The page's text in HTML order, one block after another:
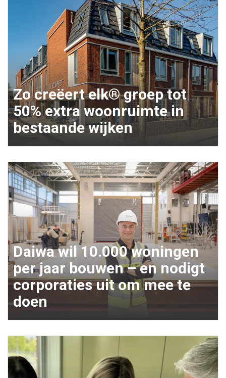
Zo creëert elk® groep tot
50% extra woonruimte in
bestaande wijken
Daiwa wil 10.000 woningen
per jaar bouwen – en nodigt
corporaties uit om mee te
doen